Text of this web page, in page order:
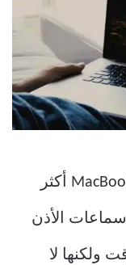
يصبح تأخر صوت Bluetooth على MacBook أكثر
الأذن
ولكنها لا